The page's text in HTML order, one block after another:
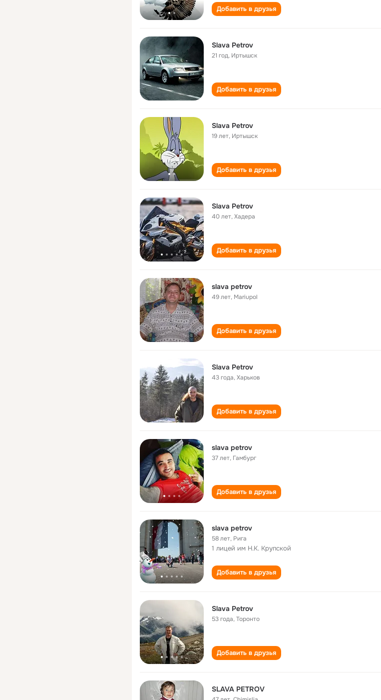
Добавить в друзья
Slava Petrov
21 год, Иртышск
Добавить в друзья
Slava Petrov
19 лет, Иртышск
Добавить в друзья
Slava Petrov
40 лет,Хадера
Добавить в друзья
slava petrov
49 лет, Mariupol
Добавить в друзья
Slava Petrov
43 года,Харьков
Добавить в друзья
slava petrov
37 лет, Гамбург
Добавить в друзья
slava petrov
58 лет, Рига
1 лицей им Н.К. Крупской
Добавить в друзья
Slava Petrov
53 года,Торонто
Добавить в друзья
SLAVA PETROV